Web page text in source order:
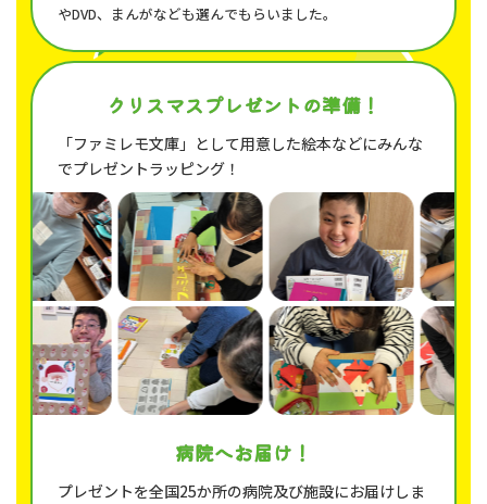
やDVD、まんがなども選んでもらいました。
クリスマスプレゼントの準備！
「ファミレモ文庫」として用意した絵本などにみんな
でプレゼントラッピング！
病院へお届け！
プレゼントを全国25か所の病院及び施設にお届けしま